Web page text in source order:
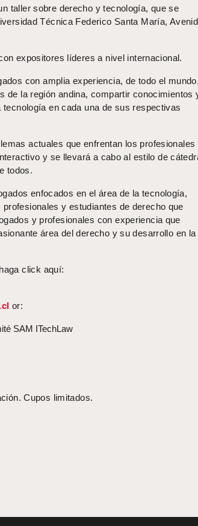
taller sobre derecho y tecnología, que se
Técnica Federico Santa María,
expositores líderes a nivel internacional.
con amplia experiencia, de todo el mundo,
de la región andina, compartir conocimientos
en cada una de sus respectivas
actuales que enfrentan los profesionales
y se llevará a cabo al estilo de
todos.
enfocados en el área de la tecnología,
y estudiantes de derecho que
y profesionales con experiencia que
área del derecho y su desarrollo en la
click aquí:
or:
SAM ITechLaw
Cupos limitados.